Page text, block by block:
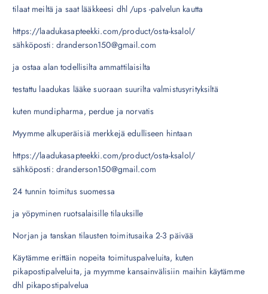
tilaat meiltä ja saat lääkkeesi dhl /ups -palvelun kautta
https://laadukasapteekki.com/product/osta-ksalol/
sähköposti: dranderson150@gmail.com
ja ostaa alan todellisilta ammattilaisilta
testattu laadukas lääke suoraan suurilta valmistusyrityksiltä
kuten mundipharma, perdue ja norvatis
Myymme alkuperäisiä merkkejä edulliseen hintaan
https://laadukasapteekki.com/product/osta-ksalol/
sähköposti: dranderson150@gmail.com
24 tunnin toimitus suomessa
ja yöpyminen ruotsalaisille tilauksille
Norjan ja tanskan tilausten toimitusaika 2-3 päivää
Käytämme erittäin nopeita toimituspalveluita, kuten
pikapostipalveluita, ja myymme kansainvälisiin maihin käytämme
dhl pikapostipalvelua